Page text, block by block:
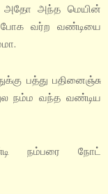
அதோ அந்த மெயின்
போக வர்ற வண்டியை
பத்து பதினைஞ்சு
நம்ம வந்த வண்டிய
நம்பரை நோட்